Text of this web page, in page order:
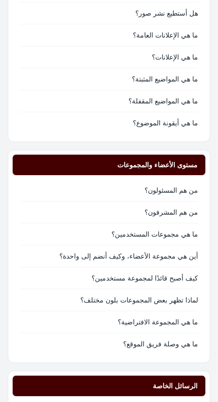
هل أستطيع نشر صور؟
ما هي الإعلانات العامة؟
ما هي الإعلانات؟
ما هي المواضيع المثبتة؟
ما هي المواضيع المقفلة؟
ما هي أيقونة الموضوع؟
مستوى الأعضاء والمجموعات
من هم المسئولون؟
من هم المشرفون؟
ما هي مجموعات المستخدمين؟
أين هي مجموعة الأعضاء، وكيف أنضم إلى واحدة؟
كيف أصبح قائدًا لمجموعة مستخدمين؟
لماذا تظهر بعض المجموعات بلون مختلف؟
ما هي المجموعة الافتراضية؟
ما هي وصلة فريق الموقع؟
الرسائل الخاصة